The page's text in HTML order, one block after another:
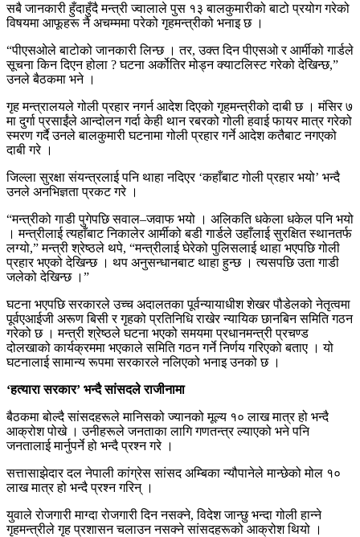
सबै जानकारी हुँदाहुँदै मन्त्री ज्वालाले पुस १३ बालकुमारीको बाटो प्रयोग गरेको
विषयमा आफूहरू नै अचम्ममा परेको गृहमन्त्रीको भनाइ छ ।
“पीएसओले बाटोको जानकारी लिन्छ । तर, उक्त दिन पीएसओ र आर्मीको गार्डले
सूचना किन दिएन होला ? घटना अर्कोतिर मोड्न क्याटलिस्ट गरेको देखिन्छ,”
उनले बैठकमा भने ।
गृह मन्त्रालयले गोली प्रहार नगर्न आदेश दिएको गृहमन्त्रीको दाबी छ । मंसिर ७
मा दुर्गा प्रसाईंले आन्दोलन गर्दा केही थान रबरको गोली हवाई फायर मात्र गरेको
स्मरण गर्दै उनले बालकुमारी घटनामा गोली प्रहार गर्ने आदेश कतैबाट नगएको
दाबी गरे ।
जिल्ला सुरक्षा संयन्त्रलाई पनि थाहा नदिएर ‘कहाँबाट गोली प्रहार भयो’ भन्दै
उनले अनभिज्ञता प्रकट गरे ।
“मन्त्रीको गाडी पुगेपछि सवाल–जवाफ भयो । अलिकति धकेला धकेल पनि भयो
। मन्त्रीलाई त्यहाँबाट निकालेर आर्मीको बडी गार्डले उहाँलाई सुरक्षित स्थानतर्फ
लग्यो,” मन्त्री श्रेष्ठले थपे, “मन्त्रीलाई घेरेको पुलिसलाई थाहा भएपछि गोली
प्रहार भएको देखिन्छ । थप अनुसन्धानबाट थाहा हुन्छ । त्यसपछि उता गाडी
जलेको देखिन्छ ।”
घटना भएपछि सरकारले उच्च अदालतका पूर्वन्यायाधीश शेखर पौडेलको नेतृत्वमा
पूर्वएआईजी अरूण बिसी र गृहको प्रतिनिधि राखेर न्यायिक छानबिन समिति गठन
गरेको छ । मन्त्री श्रेष्ठले घटना भएको समयमा प्रधानमन्त्री प्रचण्ड
दोलखाको कार्यक्रममा भएकाले समिति गठन गर्ने निर्णय गरिएको बताए । यो
घटनालाई सामान्य रूपमा सरकारले नलिएको भनाइ उनको छ ।
‘हत्यारा सरकार’ भन्दै सांसदले राजीनामा
बैठकमा बोल्दै सांसदहरूले मानिसको ज्यानको मूल्य १० लाख मात्र हो भन्दै
आक्रोश पोखे । उनीहरूले जनताका लागि गणतन्त्र ल्याएको भने पनि
जनतालाई मार्नुपर्ने हो भन्दै प्रश्न गरे ।
सत्तासाझेदार दल नेपाली कांग्रेस सांसद अम्बिका न्यौपानेले मान्छेको मोल १०
लाख मात्र हो भन्दै प्रश्न गरिन् ।
युवाले रोजगारी माग्दा रोजगारी दिन नसक्ने, विदेश जान्छु भन्दा गोली हान्ने
गृहमन्त्रीले गृह प्रशासन चलाउन नसक्ने सांसदहरूको आक्रोश थियो ।